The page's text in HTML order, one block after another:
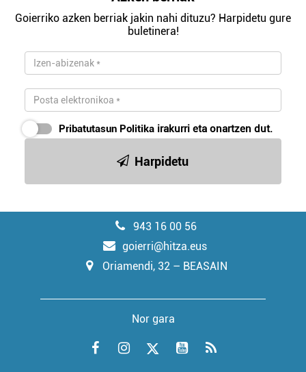
Goierriko azken berriak jakin nahi dituzu? Harpidetu gure
buletinera!
Pribatutasun Politika irakurri eta onartzen dut.
Harpidetu
943 16 00 56
goierri@hitza.eus
Oriamendi, 32 – BEASAIN
Nor gara